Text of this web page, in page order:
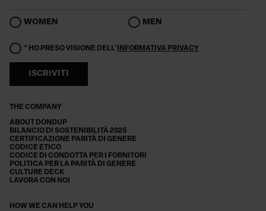
THE COMPANY
ABOUT DONDUP
BILANCIO DI SOSTENIBILITÀ 2025
CERTIFICAZIONE PARITÀ DI GENERE
CODICE ETICO
CODICE DI CONDOTTA PER I FORNITORI
POLITICA PER LA PARITÀ DI GENERE
CULTURE DECK
LAVORA CON NOI
HOW WE CAN HELP YOU
WOMEN MEN
* HO PRESO VISIONE DELL' INFORMATIVA PRIVACY
ISCRIVITI